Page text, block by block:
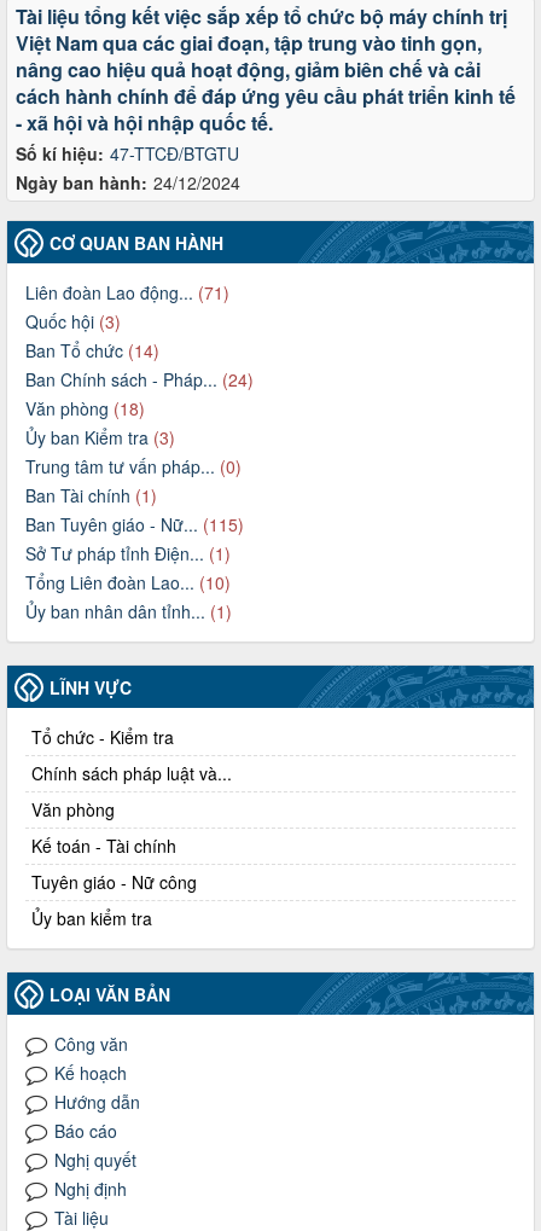
Số kí hiệu: 47-TTCĐ/BTGTU
Ngày ban hành: 24/12/2024
Tài liệu tổng kết việc sắp xếp tổ chức bộ máy chính trị
Việt Nam qua các giai đoạn, tập trung vào tinh gọn,
nâng cao hiệu quả hoạt động, giảm biên chế và cải
cách hành chính để đáp ứng yêu cầu phát triển kinh tế
- xã hội và hội nhập quốc tế.
CƠ QUAN BAN HÀNH
Liên đoàn Lao động... (71)
Quốc hội (3)
Ban Tổ chức (14)
Ban Chính sách - Pháp... (24)
Văn phòng (18)
Ủy ban Kiểm tra (3)
Trung tâm tư vấn pháp... (0)
Ban Tài chính (1)
Ban Tuyên giáo - Nữ... (115)
Sở Tư pháp tỉnh Điện... (1)
Tổng Liên đoàn Lao... (10)
Ủy ban nhân dân tỉnh... (1)
LĨNH VỰC
Tổ chức - Kiểm tra
Chính sách pháp luật và...
Văn phòng
Kế toán - Tài chính
Tuyên giáo - Nữ công
Ủy ban kiểm tra
LOẠI VĂN BẢN
Công văn
Kế hoạch
Hướng dẫn
Báo cáo
Nghị quyết
Nghị định
Tài liệu